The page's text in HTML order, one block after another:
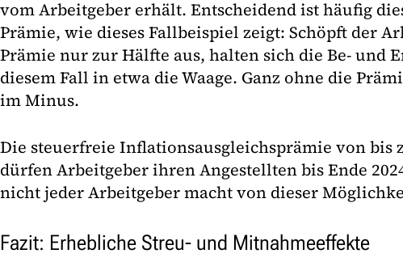
vom Arbeitgeber erhält. Entscheidend ist häufig
Prämie, wie dieses Fallbeispiel zeigt: Schöpft der
Prämie nur zur Hälfte aus, halten sich die Be- und
diesem Fall in etwa die Waage. Ganz ohne die
im Minus.
Die steuerfreie Inflationsausgleichsprämie von bis
dürfen Arbeitgeber ihren Angestellten bis Ende
nicht jeder Arbeitgeber macht von dieser
Fazit: Erhebliche Streu- und Mitnahmeeffekte